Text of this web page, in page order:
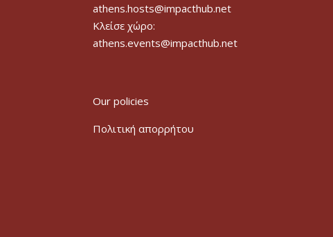
athens.hosts@impacthub.net
Κλείσε χώρο:
athens.events@impacthub.net
Our policies
Πολιτική απορρήτου